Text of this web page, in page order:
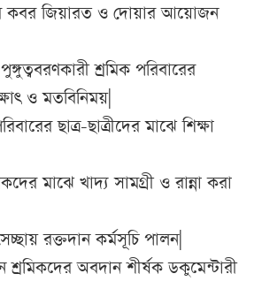
কবর জিয়ারত ও দোয়ার আয়োজন
শ্রমিক পরিবারের
ও মতবিনিময়|
ছাত্র-ছাত্রীদের মাঝে শিক্ষা
মাঝে খাদ্য সামগ্রী ও রান্না করা
রক্তদান কর্মসূচি পালন|
অবদান শীর্ষক ডকুমেন্টারী